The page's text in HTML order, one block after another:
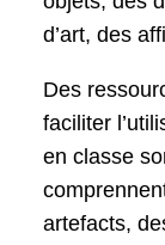
d’art, des
Des
faciliter
en classe
artefacts,